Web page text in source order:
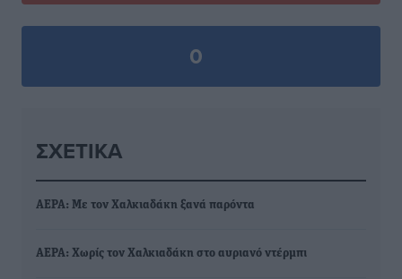
0
ΣΧΕΤΙΚΆ
ΑΕΡΑ: Με τον Χαλκιαδάκη ξανά παρόντα
ΑΕΡΑ: Χωρίς τον Χαλκιαδάκη στο αυριανό ντέρμπι